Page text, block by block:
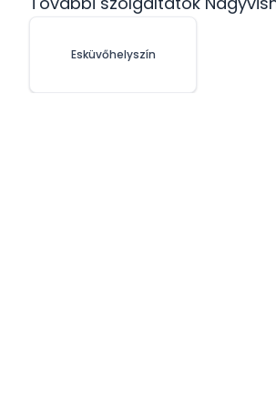
Esküvőhelyszín